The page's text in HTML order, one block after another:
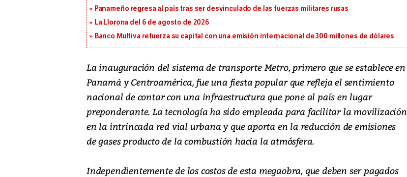
Panameño regresa al país tras ser desvinculado de las fuerzas militares rusas
La Llorona del 6 de agosto de 2026
Banco Multiva refuerza su capital con una emisión internacional de 300 millones de dólares
La inauguración del sistema de transporte Metro, primero que se establece en
Panamá y Centroamérica, fue una fiesta popular que refleja el sentimiento
nacional de contar con una infraestructura que pone al país en lugar
preponderante. La tecnología ha sido empleada para facilitar la movilización
en la intrincada red vial urbana y que aporta en la reducción de emisiones
de gases producto de la combustión hacia la atmósfera.
Independientemente de los costos de esta megaobra, que deben ser pagados